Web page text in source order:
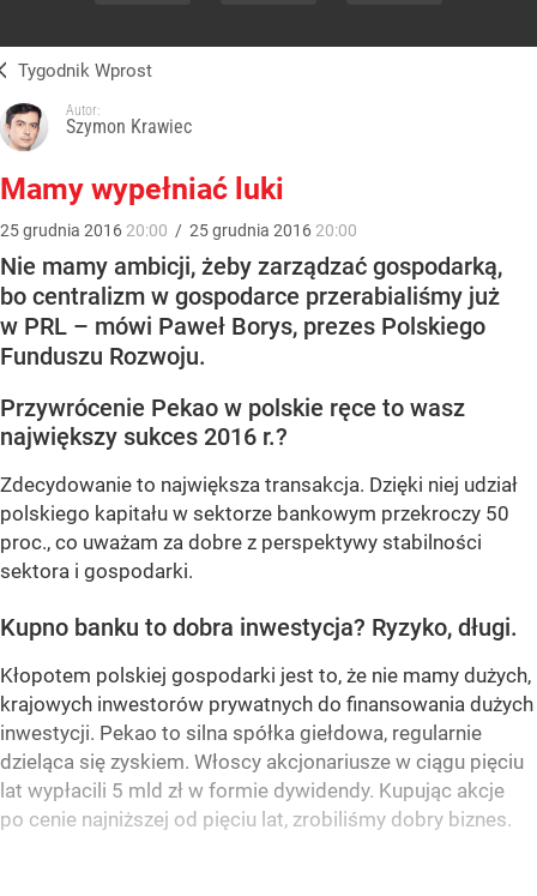
Tygodnik Wprost
Autor:
Szymon Krawiec
Mamy wypełniać luki
25grudnia 2016 20:00 / 25grudnia 2016 20:00
Nie mamy ambicji, żeby zarządzać gospodarką,
bo centralizm w gospodarce przerabialiśmy już
w PRL – mówi Paweł Borys, prezes Polskiego
Funduszu Rozwoju.
Przywrócenie Pekao w polskie ręce to wasz
największy sukces 2016 r.?
Zdecydowanie to największa transakcja. Dzięki niej udział
polskiego kapitału w sektorze bankowym przekroczy 50
proc., co uważam za dobre z perspektywy stabilności
sektora i gospodarki.
Kupno banku to dobra inwestycja? Ryzyko, długi.
Kłopotem polskiej gospodarki jest to, że nie mamy dużych,
krajowych inwestorów prywatnych do finansowania dużych
inwestycji. Pekao to silna spółka giełdowa, regularnie
dzieląca się zyskiem. Włoscy akcjonariusze w ciągu pięciu
lat wypłacili 5 mld zł w formie dywidendy. Kupując akcje
po cenie najniższej od pięciu lat, zrobiliśmy dobry biznes.